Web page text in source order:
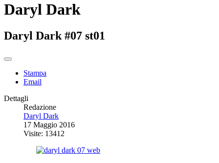
Daryl Dark
Daryl Dark #07 st01
Stampa
Email
Dettagli
Redazione
Daryl Dark
17 Maggio 2016
Visite: 13412